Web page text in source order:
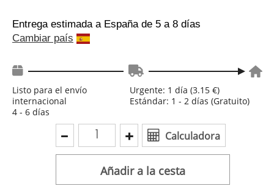
Entrega estimada a España de 5 a 8 días
Cambiar país
Listo para el envío
internacional
4 - 6 días
Urgente: 1 día (3.15 €)
Estándar: 1 - 2 días (Gratuito)
Calculadora
Añadir a la cesta